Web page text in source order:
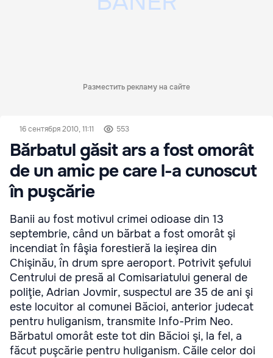
Разместить рекламу на сайте
16 сентября 2010, 11:11 553
Bărbatul găsit ars a fost omorât
de un amic pe care l-a cunoscut
în puşcărie
Banii au fost motivul crimei odioase din 13
septembrie, când un bărbat a fost omorât şi
incendiat în fâşia forestieră la ieşirea din
Chişinău, în drum spre aeroport. Potrivit şefului
Centrului de presă al Comisariatului general de
poliţie, Adrian Jovmir, suspectul are 35 de ani şi
este locuitor al comunei Băcioi, anterior judecat
pentru huliganism, transmite Info-Prim Neo.
Bărbatul omorât este tot din Băcioi şi, la fel, a
făcut puşcărie pentru huliganism. Căile celor doi